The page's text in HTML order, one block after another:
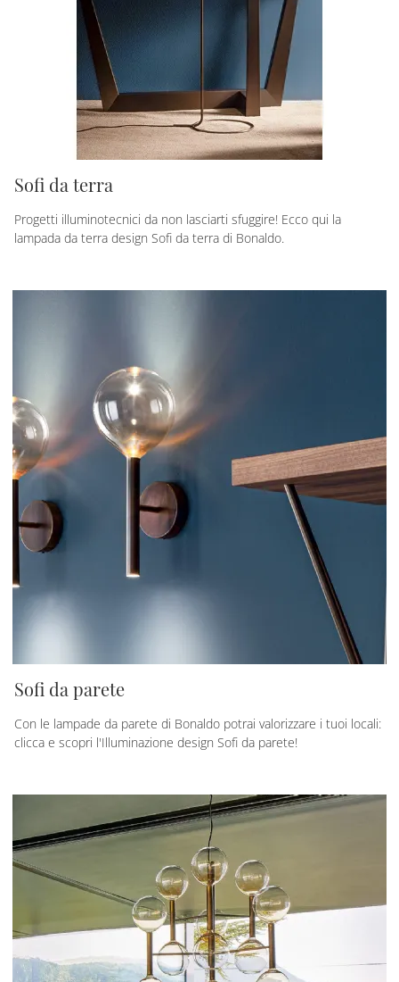
Sofi da terra
Progetti illuminotecnici da non lasciarti sfuggire! Ecco qui la
lampada da terra design Sofi da terra di Bonaldo.
Sofi da parete
Con le lampade da parete di Bonaldo potrai valorizzare i tuoi locali:
clicca e scopri l'Illuminazione design Sofi da parete!